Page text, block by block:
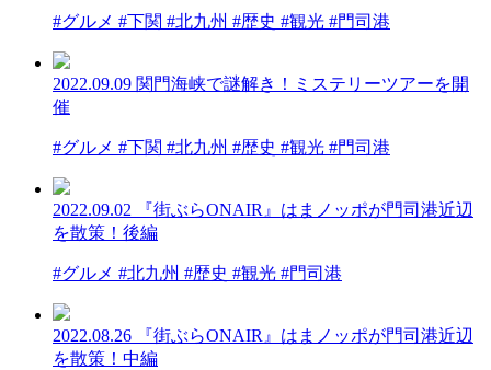
#グルメ #下関 #北九州 #歴史 #観光 #門司港
2022.09.09 関門海峡で謎解き！ミステリーツアーを開
催
#グルメ #下関 #北九州 #歴史 #観光 #門司港
2022.09.02 『街ぶらONAIR』はまノッポが門司港近辺
を散策！後編
#グルメ #北九州 #歴史 #観光 #門司港
2022.08.26 『街ぶらONAIR』はまノッポが門司港近辺
を散策！中編